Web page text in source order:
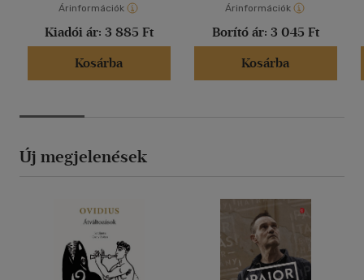
Árinformációk
Kiadói ár: 3 885 Ft
Kosárba
Árinformációk
Borító ár: 3 045 Ft
Kosárba
Új megjelenések